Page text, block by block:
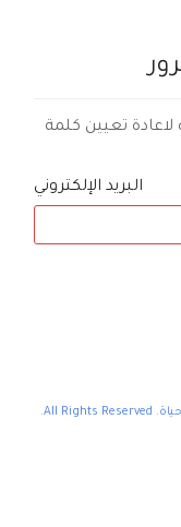
لاعادة تعيين كلمة
البريد الإلكتروني